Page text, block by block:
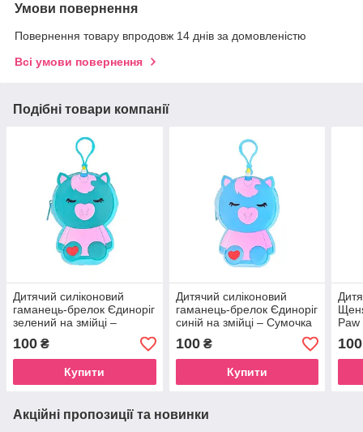
Умови повернення
Повернення товару впродовж 14 днів за домовленістю
Всі умови повернення
Подібні товари компанії
Дитячий силіконовий
гаманець-брелок Єдиноріг
зелений на змійці –
Сумочка для навушників
та грошей на рюкзак
100 ₴
Купити
Дитячий силіконовий
гаманець-брелок Єдиноріг
синій на змійці – Сумочка
для навушників та грошей
на рюкзак
100₴
Купити
100
Акційні пропозиції та новинки